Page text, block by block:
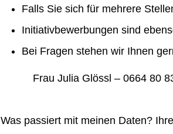
Falls Sie sich für mehrere
Initiativbewerbungen sind
Bei Fragen stehen wir Ihnen
Frau Julia Glössl – 0664 80
Was passiert mit meinen Daten?